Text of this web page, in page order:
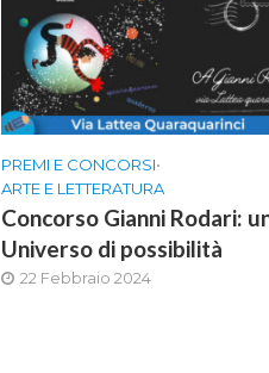
PREMI E CONCORSI•
ARTE E LETTERATURA
Concorso Gianni Rodari:
Universo di possibilità
22 Febbraio 2024